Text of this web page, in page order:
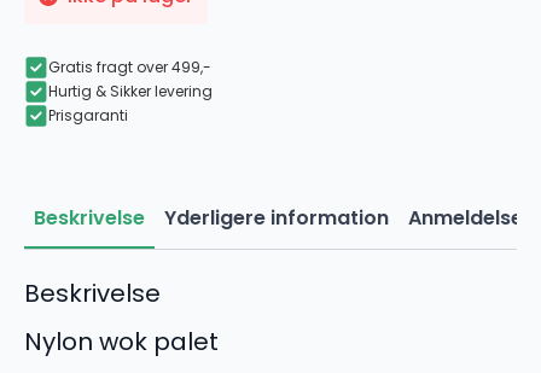
Gratis fragt over 499,-
Hurtig & Sikker levering
Prisgaranti
Beskrivelse Yderligere information Anmeldelser
Beskrivelse
Nylon wok palet